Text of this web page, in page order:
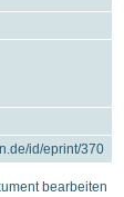
id/eprint/370
bearbeiten